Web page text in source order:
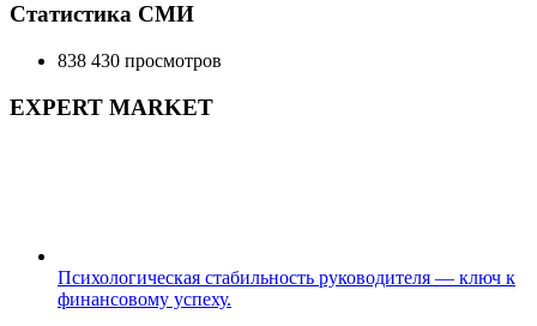
Статистика СМИ
838 430 просмотров
EXPERT MARKET
Психологическая стабильность руководителя — ключ к
финансовому успеху.